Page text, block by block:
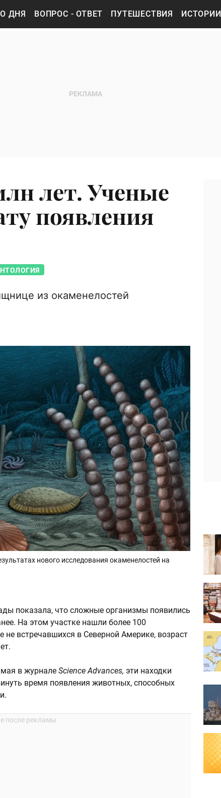
ДНЯ ВОПРОС - ОТВЕТ ПУТЕШЕСТВИЯ ИСТОРИИ
лет. Ученые
появления
из окаменелостей
нового исследования окаменелостей на
показала, что сложные организмы появились
На этом участке нашли более 100
не встречавшихся в Северной Америке, возраст
в журнале Science Advances, эти находки
время появления животных, способных